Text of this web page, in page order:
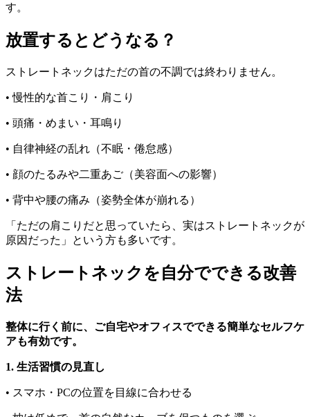
す。
放置するとどうなる？
ストレートネックはただの首の不調では終わりません。
• 慢性的な首こり・肩こり
• 頭痛・めまい・耳鳴り
• 自律神経の乱れ（不眠・倦怠感）
• 顔のたるみや二重あご（美容面への影響）
• 背中や腰の痛み（姿勢全体が崩れる）
「ただの肩こりだと思っていたら、実はストレートネックが
原因だった」という方も多いです。
ストレートネックを自分でできる改善
法
整体に行く前に、ご自宅やオフィスでできる簡単なセルフケ
アも有効です。
1. 生活習慣の見直し
• スマホ・PCの位置を目線に合わせる